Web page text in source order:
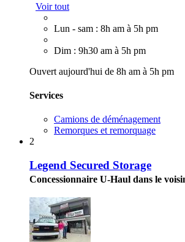
Voir tout
Lun - sam : 8h am à 5h pm
Dim : 9h30 am à 5h pm
Ouvert aujourd'hui de 8h am à 5h pm
Services
Camions de déménagement
Remorques et remorquage
2
Legend Secured Storage
Concessionnaire U-Haul dans le